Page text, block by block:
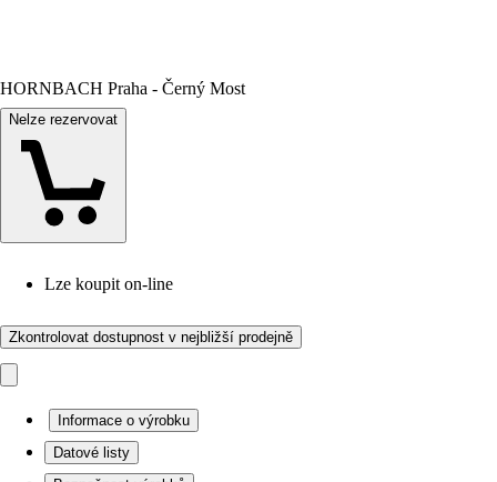
HORNBACH Praha - Černý Most
Nelze rezervovat
Lze koupit on-line
Zkontrolovat dostupnost v nejbližší prodejně
Informace o výrobku
Datové listy